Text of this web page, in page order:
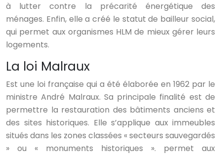
à lutter contre la précarité énergétique des
ménages. Enfin, elle a créé le statut de bailleur social,
qui permet aux organismes HLM de mieux gérer leurs
logements.
La loi Malraux
Est une loi française qui a été élaborée en 1962 par le
ministre André Malraux. Sa principale finalité est de
permettre la restauration des bâtiments anciens et
des sites historiques. Elle s’applique aux immeubles
situés dans les zones classées « secteurs sauvegardés
» ou « monuments historiques ». permet aux